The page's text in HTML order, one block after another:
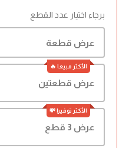
برجاء اختيار عدد القطع
عرض قطعة
عرض قطعتين
عرض 3 قطع